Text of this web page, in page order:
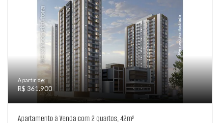
A partir de:
R$ 361.900
Apartamento à Venda com 2 quartos, 42m²